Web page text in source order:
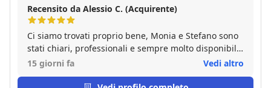
Recensito da Alessio C. (Acquirente)
Ci siamo trovati proprio bene, Monia e Stefano sono
stati chiari, professionali e sempre molto disponibili
anche quando mia moglie si è fatta venire i dubbi.
15 giorni fa Vedi altro